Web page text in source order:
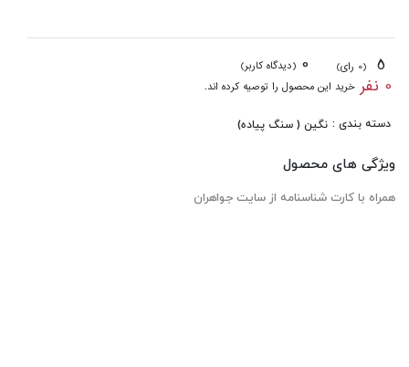
(0 رای) 0 (دیدگاه کاربر)
0 نفر خرید این محصول را توصیه کرده اند.
دسته بندی : نگین ( سنگ پیاده)
ویژگی های محصول
همراه با کارت شناسنامه از سایت جواهران